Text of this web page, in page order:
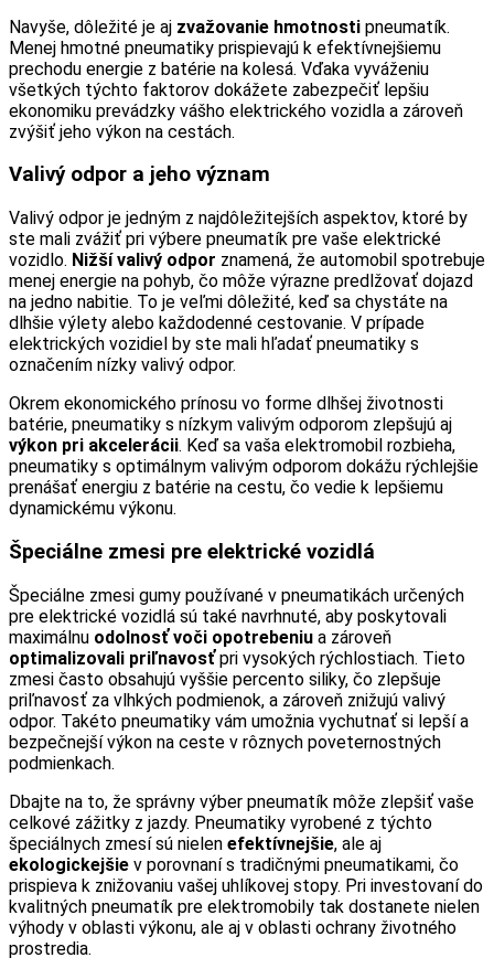
Navyše, dôležité je aj zvažovanie hmotnosti pneumatík.
Menej hmotné pneumatiky prispievajú k efektívnejšiemu
prechodu energie z batérie na kolesá. Vďaka vyváženiu
všetkých týchto faktorov dokážete zabezpečiť lepšiu
ekonomiku prevádzky vášho elektrického vozidla a zároveň
zvýšiť jeho výkon na cestách.
Valivý odpor a jeho význam
Valivý odpor je jedným z najdôležitejších aspektov, ktoré by
ste mali zvážiť pri výbere pneumatík pre vaše elektrické
vozidlo. Nižší valivý odpor znamená, že automobil spotrebuje
menej energie na pohyb, čo môže výrazne predlžovať dojazd
na jedno nabitie. To je veľmi dôležité, keď sa chystáte na
dlhšie výlety alebo každodenné cestovanie. V prípade
elektrických vozidiel by ste mali hľadať pneumatiky s
označením nízky valivý odpor.
Okrem ekonomického prínosu vo forme dlhšej životnosti
batérie, pneumatiky s nízkym valivým odporom zlepšujú aj
výkon pri akcelerácii. Keď sa vaša elektromobil rozbieha,
pneumatiky s optimálnym valivým odporom dokážu rýchlejšie
prenášať energiu z batérie na cestu, čo vedie k lepšiemu
dynamickému výkonu.
Špeciálne zmesi pre elektrické vozidlá
Špeciálne zmesi gumy používané v pneumatikách určených
pre elektrické vozidlá sú také navrhnuté, aby poskytovali
maximálnu odolnosť voči opotrebeniu a zároveň
optimalizovali priľnavosťpri vysokých rýchlostiach. Tieto
zmesi často obsahujú vyššie percento siliky, čo zlepšuje
priľnavosť za vlhkých podmienok, a zároveň znižujú valivý
odpor. Takéto pneumatiky vám umožnia vychutnať si lepší a
bezpečnejší výkon na ceste v rôznych poveternostných
podmienkach.
Dbajte na to, že správny výber pneumatík môže zlepšiť vaše
celkové zážitky z jazdy. Pneumatiky vyrobené z týchto
špeciálnych zmesí sú nielen efektívnejšie, ale aj
ekologickejšie v porovnaní s tradičnými pneumatikami, čo
prispieva k znižovaniu vašej uhlíkovej stopy. Pri investovaní do
kvalitných pneumatík pre elektromobily tak dostanete nielen
výhody v oblasti výkonu, ale aj v oblasti ochrany životného
prostredia.